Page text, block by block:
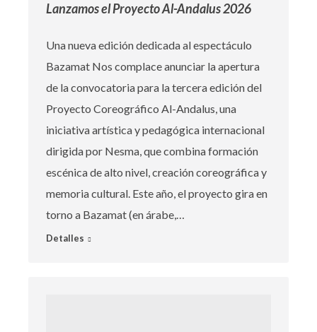
Lanzamos el Proyecto Al-Andalus 2026
Una nueva edición dedicada al espectáculo
Bazamat Nos complace anunciar la apertura
de la convocatoria para la tercera edición del
Proyecto Coreográfico Al-Andalus, una
iniciativa artística y pedagógica internacional
dirigida por Nesma, que combina formación
escénica de alto nivel, creación coreográfica y
memoria cultural. Este año, el proyecto gira en
torno a Bazamat (en árabe,…
Detalles